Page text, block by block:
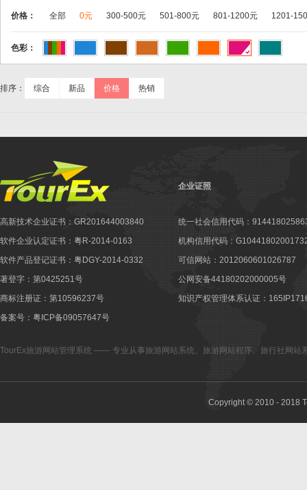
价格： 全部 0元 300-500元 501-800元 801-1200元 1201-
色彩：
排序： 综合 新品 价格 热销
高新技术企业证书：GR201644003840
软件企业认定证书：粤R-2014-0163
软件产品登记证书：粤DGY-2014-0332
著登字：第0425251号
商标注册证：第10596237号
备案号：粤ICP备09057647号
企业证照
统一社会信用代码：
机构信用代码：
可信网站：2012060601026787
公网安备44180202000005号
知识产权管理体系认证：
TourEx旅游网站管理系统 —— 专业从事旅游网站系统 旅游网站程序、 旅行社网站
Copyright © 2010 - 2018